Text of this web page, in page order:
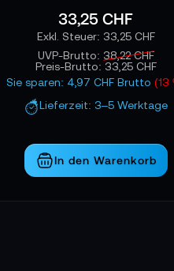
Umgebungen arbeitet,
sondern auch die
33,25 CHF
33,25 CHF
UVP-Brutto: 38,22 CHF
Preis-Brutto: 33,25 CHF
Sie sparen: 4,97 CHF Brutto (13
Lieferzeit: 3–5 Werktage
In den Warenkorb